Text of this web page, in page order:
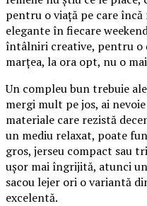
pentru o viață pe care
elegante în fiecare
întâlniri creative, pentru o
marțea, la ora opt, nu o
Un compleu bun trebuie
mergi mult pe jos, ai
materiale care rezistă
un mediu relaxat, poate
gros, jerseu compact sau
ușor mai îngrijită, atunci
sacou lejer ori o variantă
excelentă.